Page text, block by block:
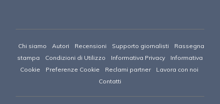
Chi siamo Autori Recensioni Supporto giornalisti
Rassegna
stampa
Condizioni di Utilizzo Informativa Privacy
Informativa
Cookie
Preferenze Cookie Reclami partner
Lavora con noi
Contatti